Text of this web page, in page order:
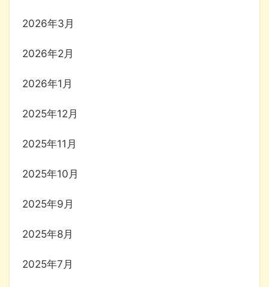
2026年3月
2026年2月
2026年1月
2025年12月
2025年11月
2025年10月
2025年9月
2025年8月
2025年7月